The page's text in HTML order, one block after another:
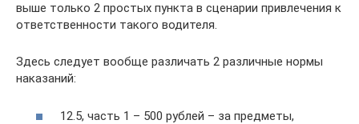
выше только 2 простых пункта в сценарии привлечения к
ответственности такого водителя.
Здесь следует вообще различать 2 различные нормы
наказаний:
12.5, часть 1 – 500 рублей – за предметы,